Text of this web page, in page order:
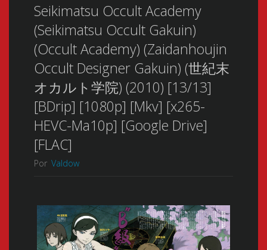
Seikimatsu Occult Academy
(Seikimatsu Occult Gakuin)
(Occult Academy) (Zaidanhoujin
Occult Designer Gakuin) (世紀末
オカルト学院) (2010) [13/13]
[BDrip] [1080p] [Mkv] [x265-
HEVC-Ma10p] [Google Drive]
[FLAC]
Por Valdow